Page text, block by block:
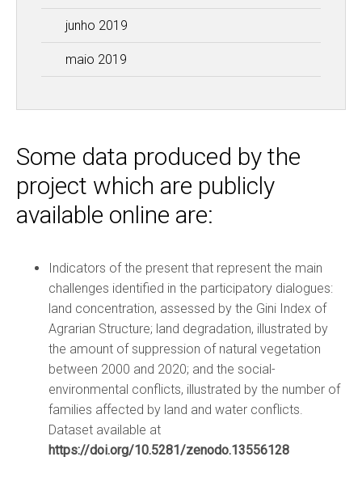
junho 2019
maio 2019
Some data produced by the
project which are publicly
available online are:
Indicators of the present that represent the main
challenges identified in the participatory dialogues:
land concentration, assessed by the Gini Index of
Agrarian Structure; land degradation, illustrated by
the amount of suppression of natural vegetation
between 2000 and 2020; and the social-
environmental conflicts, illustrated by the number of
families affected by land and water conflicts.
Dataset available at
https://doi.org/10.5281/zenodo.13556128